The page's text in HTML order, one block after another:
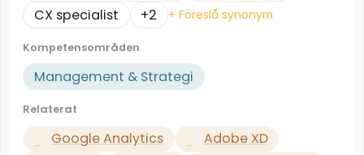
CX specialist
+2 + Föreslå synonym
Kompetensområden
Management & Strategi
Relaterat
Google Analytics
Adobe XD